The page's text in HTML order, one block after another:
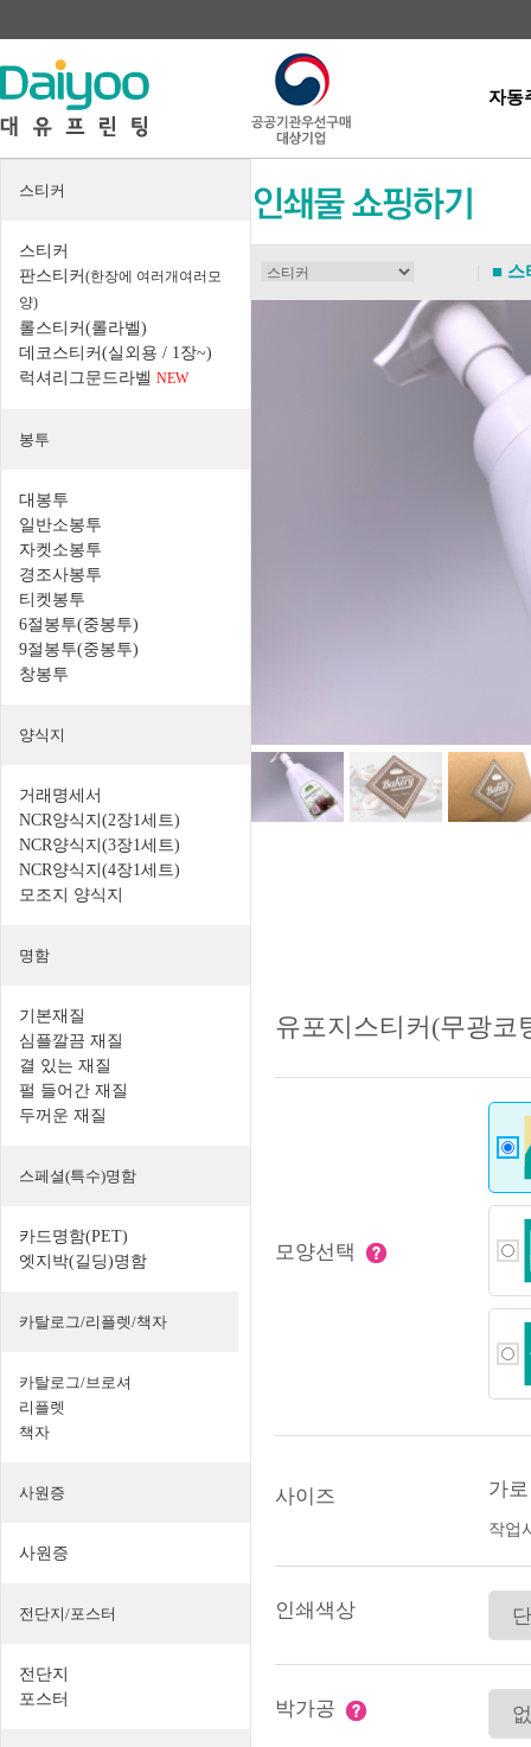
자동
스티커
스티커
판스티커 (한장에 여러개여러모
양)
롤스티커(롤라벨)
데코스티커(실외용 / 1장~)
럭셔리그문드라벨 NEW
봉투
대봉투
일반소봉투
자켓소봉투
경조사봉투
티켓봉투
6절봉투(중봉투)
9절봉투(중봉투)
창봉투
양식지
거래명세서
NCR양식지(2장1세트)
NCR양식지(3장1세트)
NCR양식지(4장1세트)
모조지 양식지
명함
기본재질
심플깔끔 재질
결 있는 재질
펄 들어간 재질
두꺼운 재질
스페셜(특수)명함
카드명함(PET)
엣지박(길딩)명함
카탈로그/리플렛/책자
카탈로그/브로셔
리플렛
책자
사원증
사원증
전단지/포스터
전단지
포스터
■ 스
유포지스티커(무광코
모양선택
사이즈 가
작업
인쇄색상
박가공